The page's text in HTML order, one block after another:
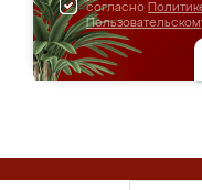
согласно